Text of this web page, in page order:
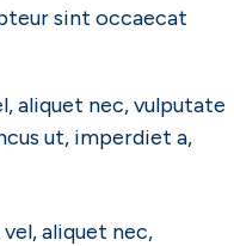
sint occaecat
aliquet nec, vulputate
ut, imperdiet a,
aliquet nec,